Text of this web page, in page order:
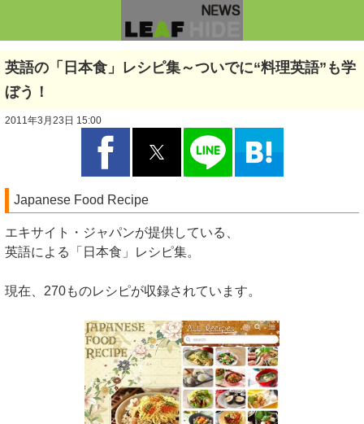
英語の「日本食」レシピ集～ついでに“料理英語”も学
ぼう！
2011年3月23日 15:00
Japanese Food Recipe
エキサイト・ジャパンが提供している、
英語による「日本食」レシピ集。
現在、270ものレシピが収録されています。